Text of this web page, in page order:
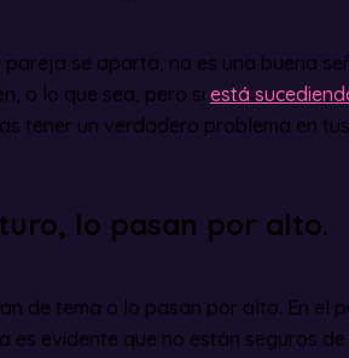
se aparta, no es una buena
o lo que sea, pero si está
tener un verdadero problema en tus
lo pasan por alto.
de tema o lo pasan por alto. En el
evidente que no están seguros de